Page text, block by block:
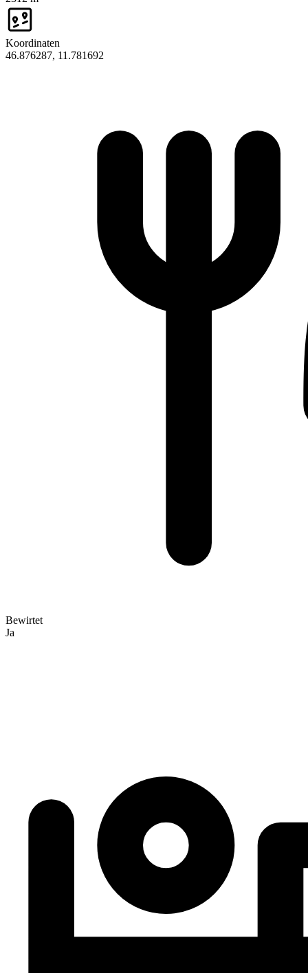
Koordinaten
46.876287, 11.781692
Bewirtet
Ja